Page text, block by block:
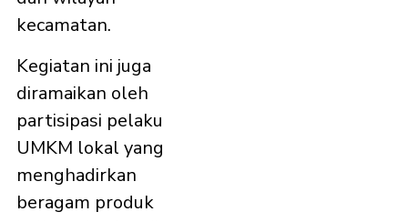
kecamatan.
Kegiatan ini juga
diramaikan oleh
partisipasi pelaku
UMKM lokal yang
menghadirkan
beragam produk